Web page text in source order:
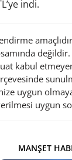
indi.
kabul
uygun
uygun
MANŞET